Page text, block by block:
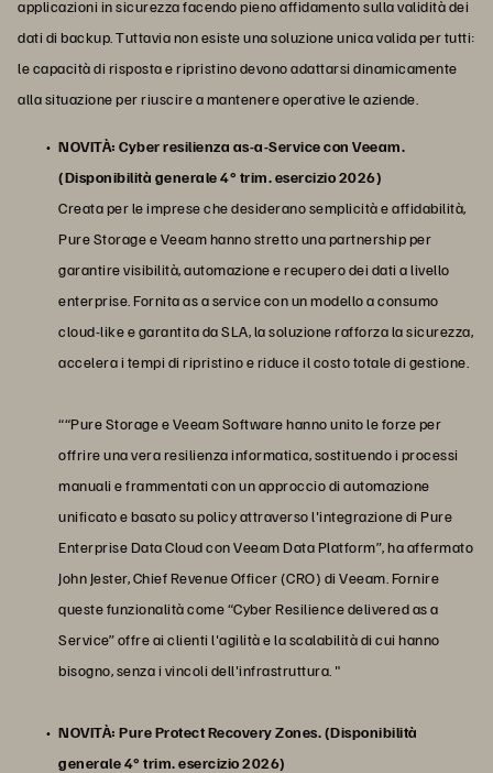
applicazioni in sicurezza facendo pieno affidamento sulla validità dei
dati di backup. Tuttavia non esiste una soluzione unica valida per tutti:
le capacità di risposta e ripristino devono adattarsi dinamicamente
alla situazione per riuscire a mantenere operative le aziende.
NOVITÀ: Cyber resilienza as-a-Service con Veeam.
(Disponibilità generale 4° trim. esercizio 2026)
Creata per le imprese che desiderano semplicità e affidabilità,
Pure Storage e Veeam hanno stretto una partnership per
garantire visibilità, automazione e recupero dei dati a livello
enterprise. Fornita as a service con un modello a consumo
cloud-like e garantita da SLA, la soluzione rafforza la sicurezza,
accelera i tempi di ripristino e riduce il costo totale di gestione.
““Pure Storage e Veeam Software hanno unito le forze per
offrire una vera resilienza informatica, sostituendo i processi
manuali e frammentati con un approccio di automazione
unificato e basato su policy attraverso l'integrazione di Pure
Enterprise Data Cloud con Veeam Data Platform”, ha affermato
John Jester, Chief Revenue Officer (CRO) di Veeam. Fornire
queste funzionalità come “Cyber Resilience delivered as a
Service” offre ai clienti l'agilità e la scalabilità di cui hanno
bisogno, senza i vincoli dell'infrastruttura. "
NOVITÀ: Pure Protect Recovery Zones. (Disponibilità
generale 4° trim. esercizio 2026)